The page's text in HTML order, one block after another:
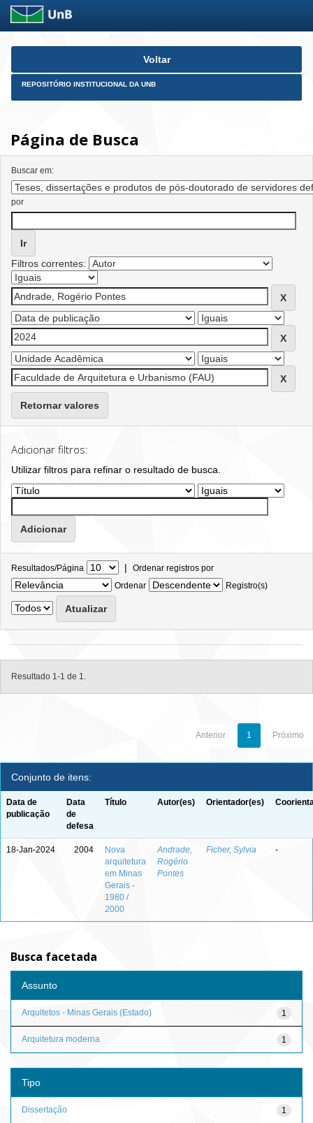
Skip
Voltar
REPOSITÓRIO INSTITUCIONAL DA UNB
Página de Busca
Buscar em:
por
Filtros correntes:
Retornar valores
Adicionar filtros:
Utilizar filtros para refinar o resultado de busca.
Resultados/Página | Ordenar registros por
Ordenar
Registro(s)
Resultado 1-1 de 1.
Anterior 1 Próximo
Conjunto de itens:
Data de
publicação
Data
de
defesa
Título Autor(es) Orientador(es)
18-Jan-2024 2004
Nova
arquitetura
em Minas
Gerais -
1980 /
2000
Andrade,
Rogério
Pontes
Ficher, Sylvia -
Busca facetada
Assunto
1
Arquitetos - Minas Gerais (Estado)
1
Arquitetura moderna
Tipo
1
Dissertação